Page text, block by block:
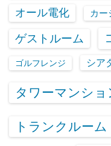
オール電化 カー
ゲストルーム
ゴルフレンジ シア
タワーマンショ
トランクルーム